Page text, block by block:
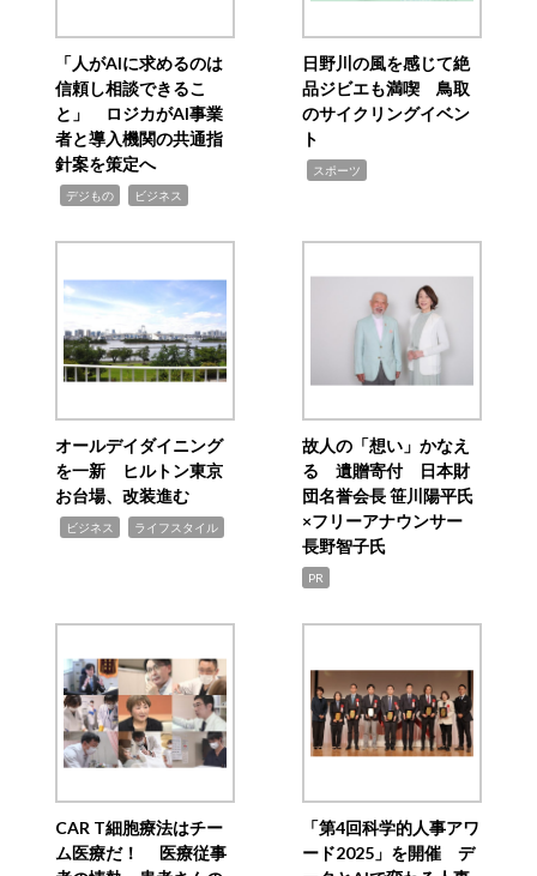
「人がAIに求めるのは
信頼し相談できるこ
と」 ロジカがAI事業
者と導入機関の共通指
針案を策定へ
デジもの ビジネス
日野川の風を感じて絶
品ジビエも満喫 鳥取
のサイクリングイベン
ト
スポーツ
オールデイダイニング
を一新 ヒルトン東京
お台場、改装進む
ビジネス ライフスタイル
故人の「想い」かなえ
る 遺贈寄付 日本財
団名誉会長 笹川陽平氏
×フリーアナウンサー
長野智子氏
PR
CAR T細胞療法はチー
ム医療だ！ 医療従事
「第4回科学的人事アワ
ード2025」を開催 デ